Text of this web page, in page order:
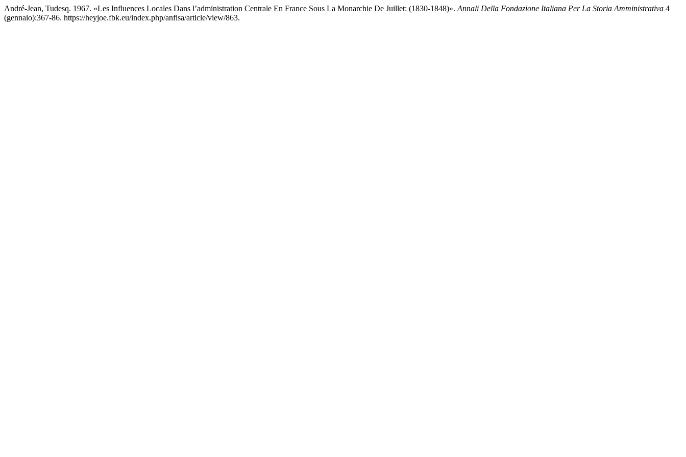
André-Jean, Tudesq. 1967. «Les Influences Locales Dans l’administration Centrale En France Sous La Monarchie De Juillet: (1830-1848)». Annali Della Fondazione Italiana Per La Storia Amministrativa 4
(gennaio):367-86. https://heyjoe.fbk.eu/index.php/anfisa/article/view/863.